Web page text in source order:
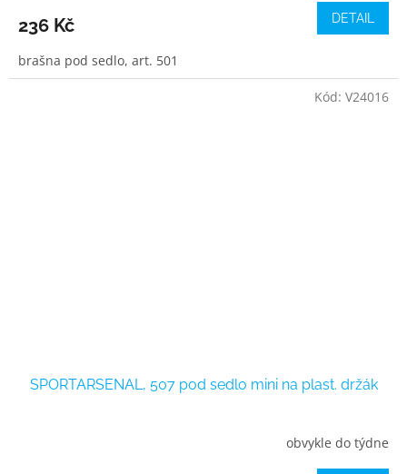
236 Kč DETAIL
brašna pod sedlo, art. 501
SPORTARSENAL, 507 pod sedlo mini na plast. držák
obvykle do týdne
Kód: V24016